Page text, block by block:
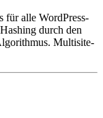
für alle WordPress-
durch den
Multisite-